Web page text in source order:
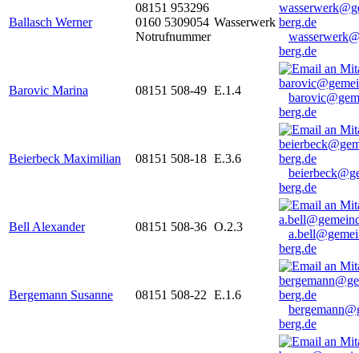
Ballasch Werner
08151 953296
0160 5309054
Notrufnummer
Wasserwerk
berg.de
Barovic Marina 08151 508-49 E.1.4
berg.de
Beierbeck Maximilian 08151 508-18 E.3.6
berg.de
Bell Alexander 08151 508-36 O.2.3
berg.de
Bergemann Susanne 08151 508-22 E.1.6
berg.de